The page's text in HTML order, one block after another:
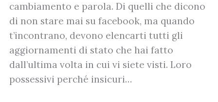
cambiamento e parola. Di quelli che dicono
di non stare mai su facebook, ma quando
t’incontrano, devono elencarti tutti gli
aggiornamenti di stato che hai fatto
dall’ultima volta in cui vi siete visti. Loro
possessivi perché insicuri…